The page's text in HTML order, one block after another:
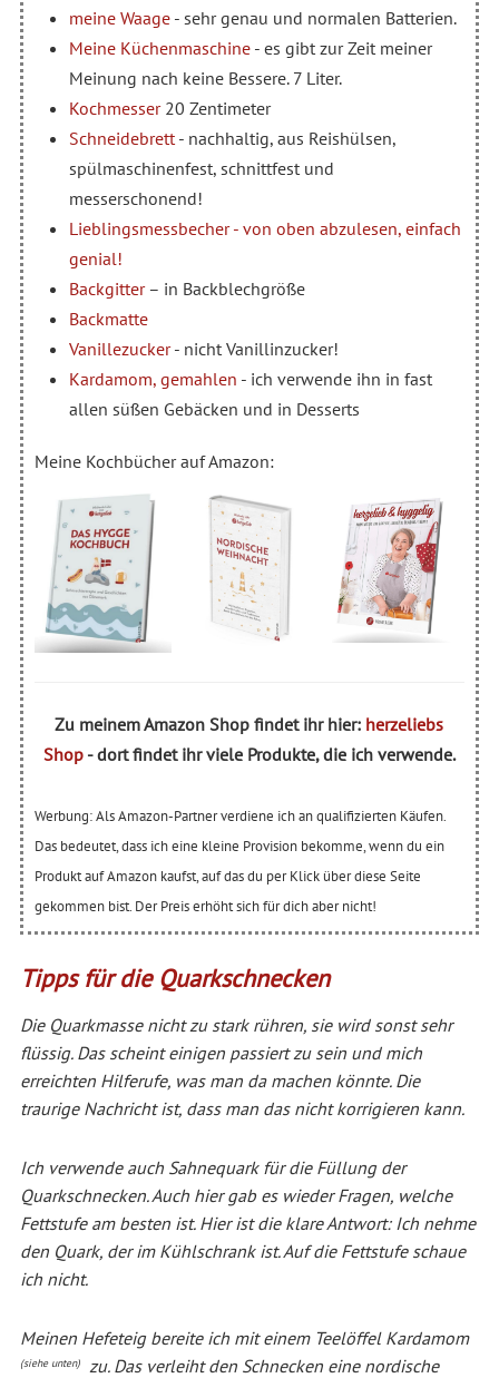
meine Waage- sehr genau und normalen Batterien.
Meine Küchenmaschine- es gibt zur Zeit meiner
Meinung nach keine Bessere. 7 Liter.
Kochmesser20 Zentimeter
Schneidebrett- nachhaltig, aus Reishülsen,
spülmaschinenfest, schnittfest und
messerschonend!
Lieblingsmessbecher - von oben abzulesen, einfach
genial!
Backgitter– in Backblechgröße
Backmatte
Vanillezucker- nicht Vanillinzucker!
Kardamom, gemahlen - ich verwende ihn in fast
allen süßen Gebäcken und in Desserts
Meine Kochbücher auf Amazon:
Zu meinem Amazon Shop findet ihr hier: herzeliebs
Shop- dort findet ihr viele Produkte, die ich verwende.
Werbung: Als Amazon-Partner verdiene ich an qualifizierten Käufen.
Das bedeutet, dass ich eine kleine Provision bekomme, wenn du ein
Produkt auf Amazon kaufst, auf das du per Klick über diese Seite
gekommen bist. Der Preis erhöht sich für dich aber nicht!
Tipps für die Quarkschnecken
Die Quarkmasse nicht zu stark rühren, sie wird sonst sehr
flüssig. Das scheint einigen passiert zu sein und mich
erreichten Hilferufe, was man da machen könnte. Die
traurige Nachricht ist, dass man das nicht korrigieren kann.
Ich verwende auch Sahnequark für die Füllung der
Quarkschnecken. Auch hier gab es wieder Fragen, welche
Fettstufe am besten ist. Hier ist die klare Antwort: Ich nehme
den Quark, der im Kühlschrank ist. Auf die Fettstufe schaue
ich nicht.
Meinen Hefeteig bereite ich mit einem Teelöffel Kardamom
(siehe unten)zu. Das verleiht den Schnecken eine nordische